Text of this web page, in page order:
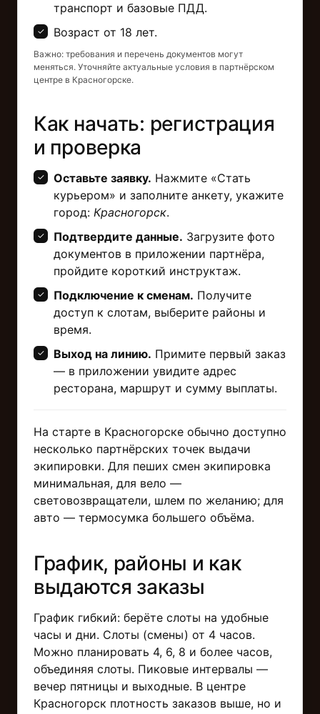
транспорт и базовые ПДД.
Возраст от 18 лет.
Важно: требования и перечень документов могут
меняться. Уточняйте актуальные условия в партнёрском
центре в Красногорске.
Как начать: регистрация
и проверка
Оставьте заявку. Нажмите «Стать
курьером» и заполните анкету, укажите
город: Красногорск.
Подтвердите данные. Загрузите фото
документов в приложении партнёра,
пройдите короткий инструктаж.
Подключение к сменам. Получите
доступ к слотам, выберите районы и
время.
Выход на линию. Примите первый заказ
— в приложении увидите адрес
ресторана, маршрут и сумму выплаты.
На старте в Красногорске обычно доступно
несколько партнёрских точек выдачи
экипировки. Для пеших смен экипировка
минимальная, для вело —
световозвращатели, шлем по желанию; для
авто — термосумка большего объёма.
График, районы и как
выдаются заказы
График гибкий: берёте слоты на удобные
часы и дни. Слоты (смены) от 4 часов.
Можно планировать 4, 6, 8 и более часов,
объединяя слоты. Пиковые интервалы —
вечер пятницы и выходные. В центре
Красногорск плотность заказов выше, но и